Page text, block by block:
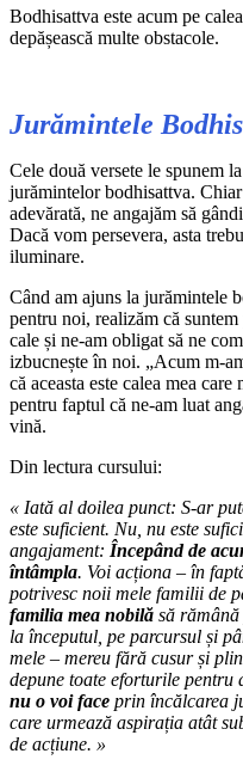
Bodhisattva este acum pe
depășească multe obstacole.
Jurămintele
Cele două versete le spunem
jurămintelor bodhisattva.
adevărată, ne angajăm să
Dacă vom persevera, asta
iluminare.
Când am ajuns la jurămintele
pentru noi, realizăm că
cale și ne-am obligat să ne
izbucnește în noi. „Acum m-
că aceasta este calea mea
pentru faptul că ne-am luat
vină.
Din lectura cursului:
« Iată al doilea punct: S-ar
este suficient. Nu, nu este
angajament: Începând de
întâmpla. Voi acționa – în
potrivesc noii mele familii de
familia mea nobilă să rămână
la începutul, pe parcursul și
mele – mereu fără cusur și
depune toate eforturile pentru
nu o voi face prin încălcarea
care urmează aspirația atât
de acțiune. »